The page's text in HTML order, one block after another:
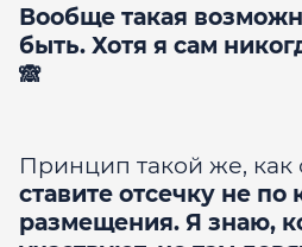
Вообще такая
быть. Хотя я сам
🙈
Принцип такой же, как
ставите отсечку не по
размещения. Я знаю,